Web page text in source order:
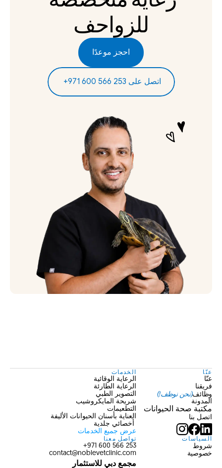
للزواحف
احجز موعدًا
‫اتصل على 253 566 600 971+‬ ‫
عنّا
عنّا
فريقنا
وظائف(نحن نوظف!)
المدونة
اتصل بنا
مكتبة صحة الحيوانات
الخدمات
الرعاية الوقائية
الرعاية الطارئة
التصوير الطبي
شريحة المايكروشيب
التطعيمات
العناية بأسنان الحيوانات الأليفة
أخصائي جلدية
عرض جميع الخدمات
السياسات
شروط
خصوصية
تواصل معنا
253 566 600 971+
contact@noblevetclinic.com
مجمع دبي للاستثمار